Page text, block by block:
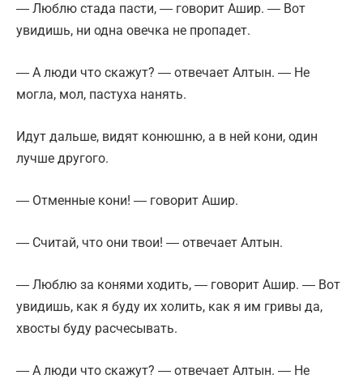
― Люблю стада пасти, ― говорит Ашир. ― Вот
увидишь, ни одна овечка не пропадет.
― А люди что скажут? ― отвечает Алтын. ― Не
могла, мол, пастуха нанять.
Идут дальше, видят конюшню, а в ней кони, один
лучше другого.
― Отменные кони! ― говорит Ашир.
― Считай, что они твои! ― отвечает Алтын.
― Люблю за конями ходить, ― говорит Ашир. ― Вот
увидишь, как я буду их холить, как я им гривы да,
хвосты буду расчесывать.
― А люди что скажут? ― отвечает Алтын. ― Не